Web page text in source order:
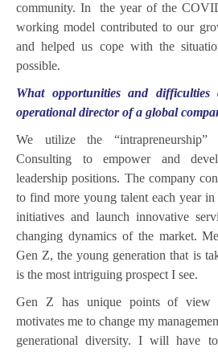
community. In the year of the
working model contributed to our
and helped us cope with the
possible.
What opportunities and
operational director of a global
We utilize the
Consulting to empower and
leadership positions. The company
to find more young talent each year
initiatives and launch innovative
changing dynamics of the market.
Gen Z, the young generation that is
is the most intriguing prospect I see.
Gen Z has unique points of view
motivates me to change my
generational diversity. I will have